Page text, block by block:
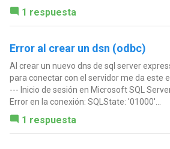
1 respuesta
Error al crear un dsn (odbc)
Al crear un nuevo dns de sql server
para conectar con el servidor me da este
--- Inicio de sesión en Microsoft SQL
Error en la conexión: SQLState: '01000'...
1 respuesta